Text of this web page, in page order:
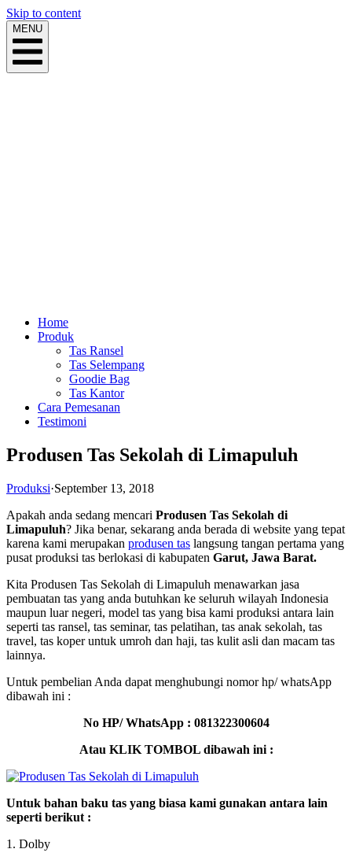
Skip to content
MENU
Home
Produk
Tas Ransel
Tas Selempang
Goodie Bag
Tas Kantor
Cara Pemesanan
Testimoni
Produsen Tas Sekolah di Limapuluh
Produksi·September 13, 2018
Apakah anda sedang mencari Produsen Tas Sekolah di
Limapuluh? Jika benar, sekarang anda berada di website yang tepat
karena kami merupakan produsen tas langsung tangan pertama yang
pusat produksi tas berlokasi di kabupaten Garut, Jawa Barat.
Kita Produsen Tas Sekolah di Limapuluh menawarkan jasa
pembuatan tas yang anda butuhkan ke seluruh wilayah Indonesia
maupun luar negeri, model tas yang bisa kami produksi antara lain
seperti tas ransel, tas seminar, tas pelatihan, tas anak sekolah, tas
travel, tas koper untuk umroh dan haji, tas kulit asli dan macam tas
lainnya.
Untuk pembelian Anda dapat menghubungi nomor hp/ whatsApp
dibawah ini :
No HP/ WhatsApp : 081322300604
Atau KLIK TOMBOL dibawah ini :
Untuk bahan baku tas yang biasa kami gunakan antara lain
seperti berikut :
1. Dolby